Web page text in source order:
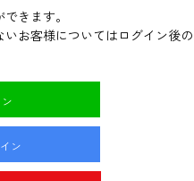
きます。
お客様についてはログイン後
ン